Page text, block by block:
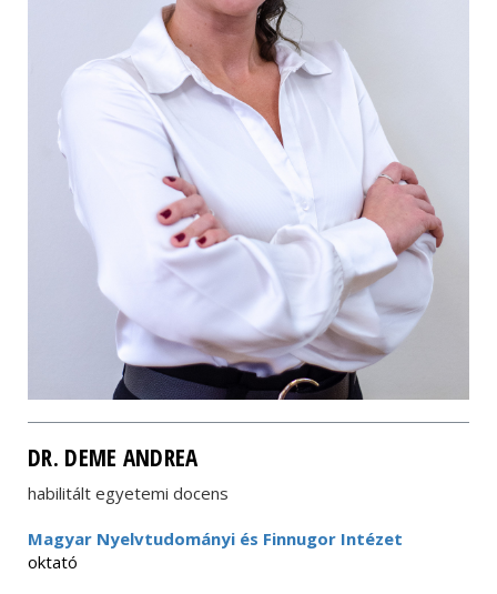
DR. DEME ANDREA
habilitált egyetemi docens
Magyar Nyelvtudományi és Finnugor Intézet
oktató